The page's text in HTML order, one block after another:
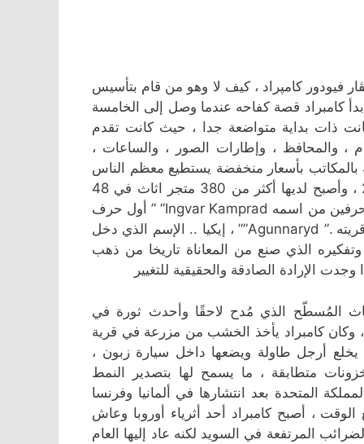
فيودور كامپراد ، كيف لا وهو من قام بتأسيس
في مقاطعة ”سمالاند“ ، بدأ كامبراد قصة كفاحه عندما وصل إلى الخامسة
ذات بداية متواضعة جدا ، حيث كانت تقدم
، والمحافظ ، وإطارات الصور ، والساعات ،
بأسعار منخفضة يستطيع معظم الناس
شراءها ، لتصل اليوم بإيرادات وصلت ل 30 مليار يورو عام 2014 ، وأصبح لديها أكثر من 380 متجر اثاث في 48
دولة حول العالم ، استلهم مؤسس شركة IKEA هذا الاسم من أول حرفين من اسمه Ingvar Kamprad” ” أول حرف
من اسم المزرعة التي نشأ فيها “Elmtaryd ” وأول حرف من اسم قريته .” Agunnaryd”” ، إيكيا .. الإسم الذي دخل
الذي صنع من المعاناة تاريخا من ذهب
الإرادة الصادقة والحقيقية للتغيير
بعد ريادتها في صنع الأثاث المُسطّح الذي مُدح لاحقًا وأحدث ثورة في
وكان كامبراد يأخذ الخشب من مزرعة في قرية
يخلع أرجل طاولة ويضعها داخل سيارة زبون ،
متطابقة ، ما يسمح لها بتصدير النمط
1987، انتقلت إيكيا إلى المملكة المتحدة بعد انتشارها في ألمانيا وفرنسا
الوقت ، أصبح كامبراد أحد أثرياء أوروبا وعاش
المرتفعة في السويد لكنه عاد إليها العام